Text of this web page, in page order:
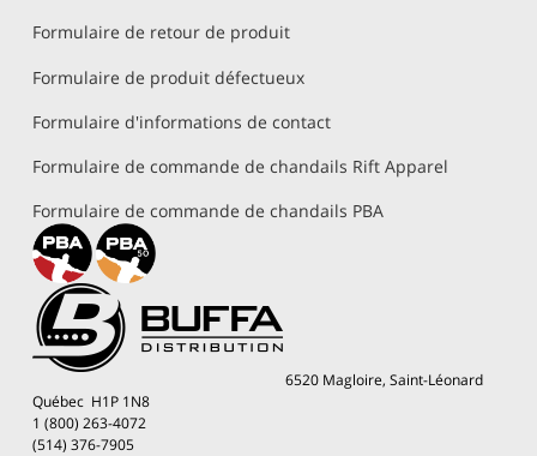
Formulaire de retour de produit
Formulaire de produit défectueux
Formulaire d'informations de contact
Formulaire de commande de chandails Rift Apparel
Formulaire de commande de chandails PBA
6520 Magloire, Saint-Léonard
Québec H1P 1N8
1 (800) 263-4072
(514) 376-7905